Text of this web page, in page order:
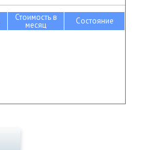
Стоимость в
месяц Состояние